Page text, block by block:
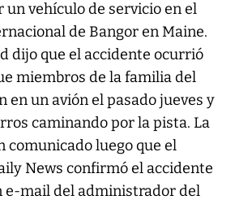
un vehículo de servicio en el
de Bangor en Maine.
dijo que el accidente ocurrió
miembros de la familia del
en un avión el pasado jueves y
caminando por la pista. La
comunicado luego que el
News confirmó el accidente
e-mail del administrador del